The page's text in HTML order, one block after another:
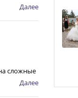
Далее
сложные
Далее